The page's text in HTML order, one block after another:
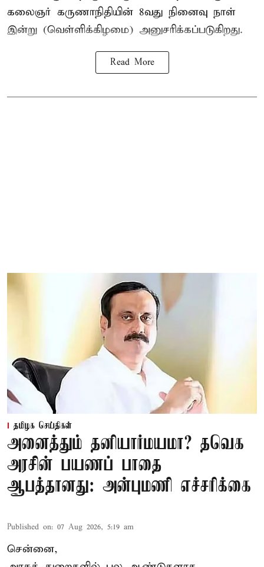
கலைஞர் கருணாநிதியின் 8வது நினைவு நாள்
இன்று (வெள்ளிக்கிழமை) அனுசரிக்கப்படுகிறது.
Read More
தமிழக செய்திகள்
அனைத்தும் தனியார்மயமா? தவெக
அரசின் பயணப் பாதை
ஆபத்தானது: அன்புமணி எச்சரிக்கை
Published on: 07 Aug 2026, 5:19 am
சென்னை,